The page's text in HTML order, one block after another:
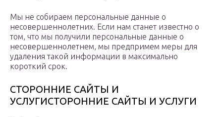
Мы не собираем персональные данные о
несовершеннолетних. Если нам станет известно о
том, что мы получили персональные данные о
несовершеннолетнем, мы предпримем меры для
удаления такой информации в максимально
короткий срок.
СТОРОННИЕ САЙТЫ И
УСЛУГИСТОРОННИЕ САЙТЫ И УСЛУГИ